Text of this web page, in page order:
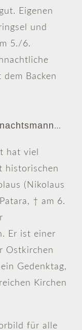
Eigenen
und
5./6.
Backen
…
hat viel
historischen
(Nikolaus
† am 6.
Er ist einer
Ostkirchen
Gedenktag,
Kirchen
für alle